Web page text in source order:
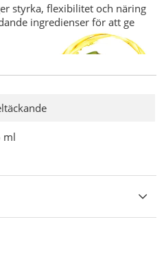
styrka, flexibilitet och näring
ingredienser för att ge
ml